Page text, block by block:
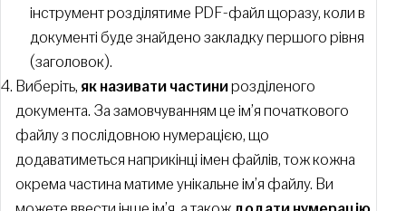
інструмент розділятиме PDF-файл щоразу, коли в
документі буде знайдено закладку першого рівня
(заголовок).
Виберіть, як називати частинирозділеного
документа. За замовчуванням це ім’я початкового
файлу з послідовною нумерацією, що
додаватиметься наприкінці імен файлів, тож кожна
окрема частина матиме унікальне ім’я файлу. Ви